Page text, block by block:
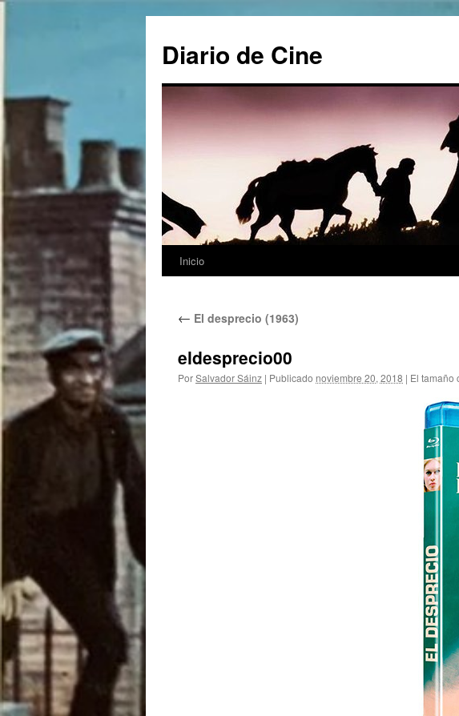
contenido
Diario de Cine
Inicio
← El desprecio (1963)
eldesprecio00
PorSalvador Sáinz | Publicado noviembre 20, 2018 | El tamaño